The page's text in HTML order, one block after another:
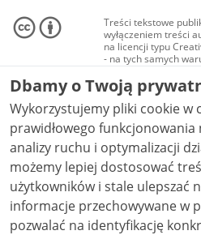
Treści tekstowe
wyłączeniem treści
na licencji typu
- na tych samych
Materiały
audio i wideo, są
Creative Commons:
niekomercyjne - bez
NC-ND 4.0), o ile nie
Dbamy o Twoją
Wykorzystujemy pliki cookie w
prawidłowego
analizy ruchu i optymalizacji działania
możemy lepiej dostosować
użytkowników i stale ulepszać nasze
informacje przechowywane w
pozwalać na identyfikację